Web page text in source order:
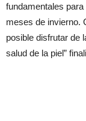
fundamentales
meses de invierno.
posible disfrutar de
salud de la piel”